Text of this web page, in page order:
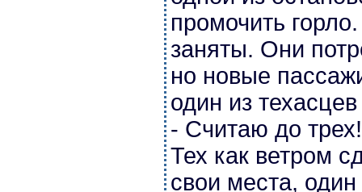
промочить
заняты. Они
но новые
один из
- Считаю до
Тех как ветром
свои места,